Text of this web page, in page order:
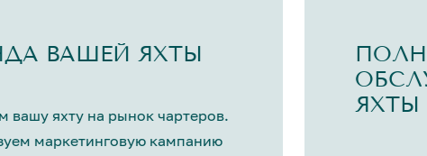
ВАШЕЙ ЯХТЫ
вашу яхту на рынок чартеров.
маркетинговую кампанию
ЯХТЫ